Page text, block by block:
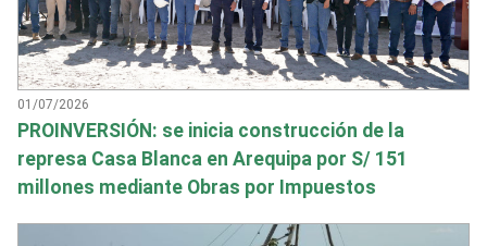
01/07/2026
PROINVERSIÓN: se inicia construcción de la
represa Casa Blanca en Arequipa por S/ 151
millones mediante Obras por Impuestos